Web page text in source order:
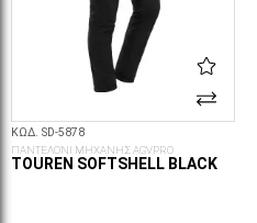
ΚΩΔ. SD-5878
ΠΑΝΤΕΛΟΝΙ ΜΗΧΑΝΗΣ AGVPRO
TOUREN SOFTSHELL BLACK